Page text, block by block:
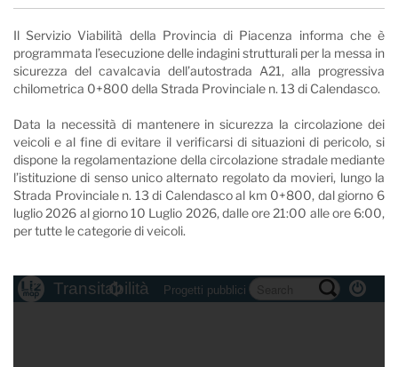
Il Servizio Viabilità della Provincia di Piacenza informa che è
programmata l’esecuzione delle indagini strutturali per la messa in
sicurezza del cavalcavia dell’autostrada A21, alla progressiva
chilometrica 0+800 della Strada Provinciale n. 13 di Calendasco.
Data la necessità di mantenere in sicurezza la circolazione dei
veicoli e al fine di evitare il verificarsi di situazioni di pericolo, si
dispone la regolamentazione della circolazione stradale mediante
l’istituzione di senso unico alternato regolato da movieri, lungo la
Strada Provinciale n. 13 di Calendasco al km 0+800, dal giorno 6
luglio 2026 al giorno 10 Luglio 2026, dalle ore 21:00 alle ore 6:00,
per tutte le categorie di veicoli.